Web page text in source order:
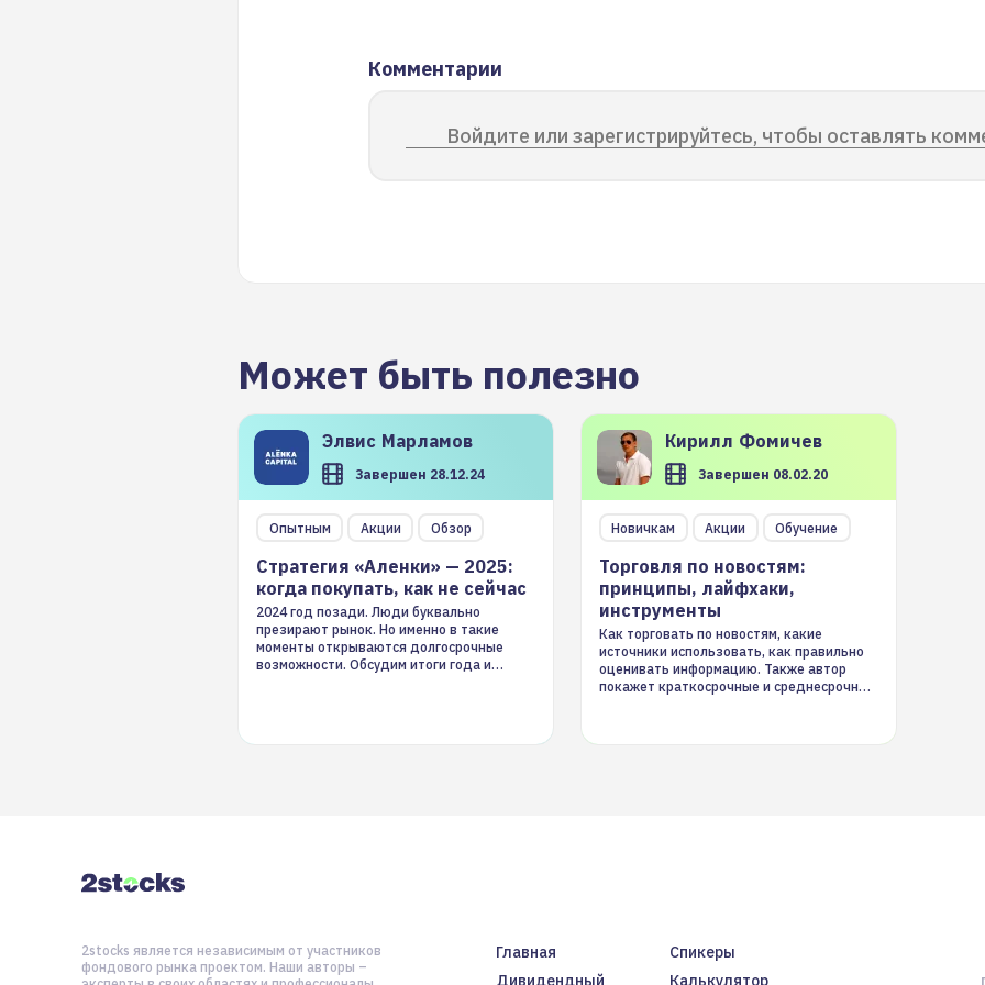
Комментарии
Войдите или зарегистрируйтесь, чтобы оставлять
Может быть полезно
Элвис Марламов
Завершен 28.12.24
Опытным Акции Обзор
Стратегия «Аленки» — 2025:
когда покупать, как не сейчас
2024 год позади. Люди буквально
презирают рынок. Но именно в такие
моменты открываются долгосрочные
возможности. Обсудим итоги года и
Кирилл Фомичев
Завершен 08.02.20
Новичкам Акции Обучение
Торговля по новостям:
принципы, лайфхаки,
инструменты
Как торговать по новостям, какие
источники использовать, как правильно
оценивать информацию. Также автор
покажет краткосрочные и среднесрочные
Главная
Спикеры
Дивидендный
Калькулятор
2stocks является независимым от участников
фондового рынка проектом. Наши авторы –